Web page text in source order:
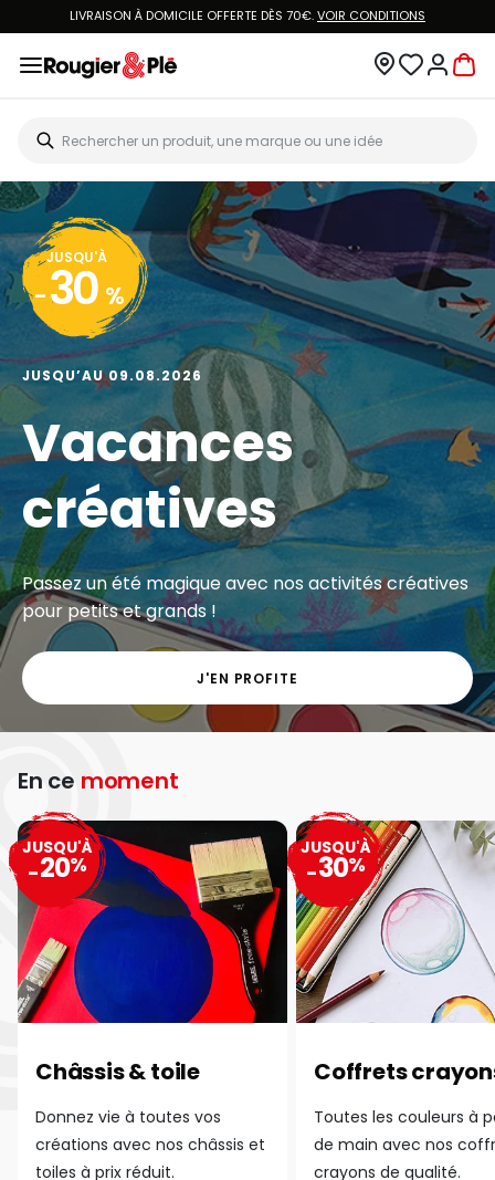
LIVRAISON À DOMICILE OFFERTE DÈS 70€.VOIR CONDITIONS
JUSQU'À
- 30 %
JUSQU’AU 09.08.2026
Vacances
créatives
Passez un été magique avec nos activités créatives
pour petits et grands !
J'EN PROFITE
En ce moment
Châssis & toile
Donnez vie à toutes vos
créations avec nos châssis et
toiles à prix réduit.
JUSQU'À
-20%
Coffrets
Toutes les couleurs à
de main avec nos
crayons de qualité.
JUSQU'À
-30%